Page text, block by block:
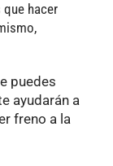
hacer
puedes
ayudarán a
freno a la